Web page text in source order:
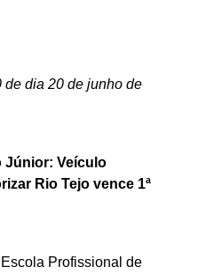
de dia 20 de junho de
Júnior: Veículo
Rio Tejo vence 1ª
Profissional de